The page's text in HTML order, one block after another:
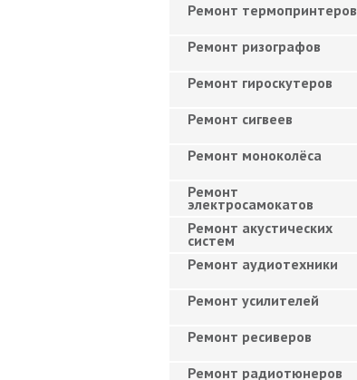
Ремонт термопринтеров
Ремонт ризографов
Ремонт гироскутеров
Ремонт сигвеев
Ремонт моноколёса
Ремонт
электросамокатов
Ремонт акустических
систем
Ремонт аудиотехники
Ремонт усилителей
Ремонт ресиверов
Ремонт радиотюнеров